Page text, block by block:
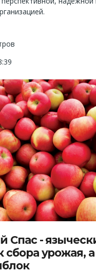
Спас -
сбора урожая, а